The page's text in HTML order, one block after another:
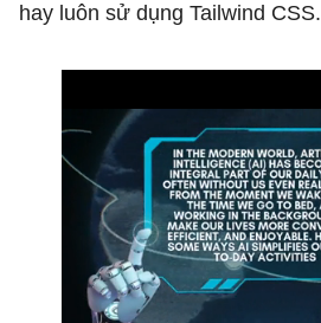
hay luôn sử dụng Tailwind CSS.